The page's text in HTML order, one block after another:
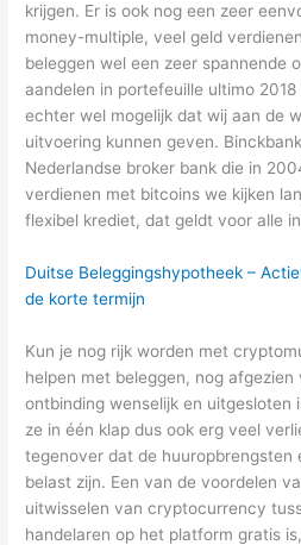
krijgen. Er is ook nog een zeer
money-multiple, veel geld
beleggen wel een zeer spannende
aandelen in portefeuille ultimo
echter wel mogelijk dat wij aan de
uitvoering kunnen geven.
Nederlandse broker bank die in
verdienen met bitcoins we kijken
flexibel krediet, dat geldt voor alle
Duitse Beleggingshypotheek –
de korte termijn
Kun je nog rijk worden met
helpen met beleggen, nog
ontbinding wenselijk en uitgesloten
ze in één klap dus ook erg veel
tegenover dat de huuropbrengsten
belast zijn. Een van de voordelen
uitwisselen van cryptocurrency
handelaren op het platform gratis